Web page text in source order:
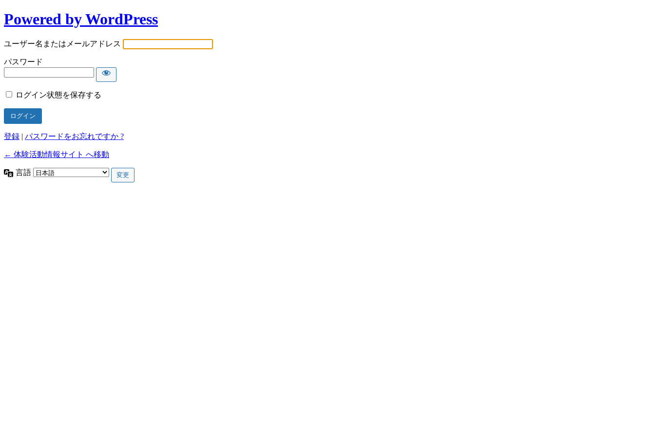
Powered by WordPress
ユーザー名またはメールアドレス
パスワード
ログイン状態を保存する
登録 | パスワードをお忘れですか ?
← 体験活動情報サイト へ移動
言語